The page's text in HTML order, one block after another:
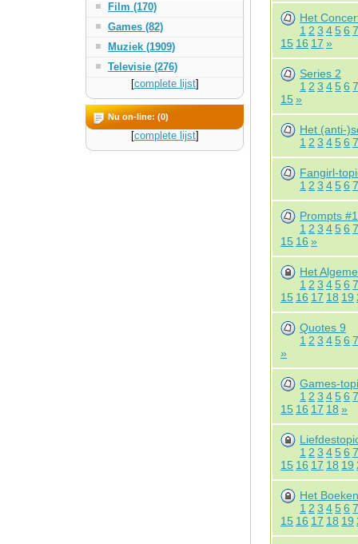
Film (170)
Games (82)
Muziek (1909)
Televisie (276)
[complete lijst]
Nu on-line: (0)
[complete lijst]
Het
1 2 3 45 6 7
15 16 17 »
Series 2
1 2 3 45 6 7
15 »
Het (anti-
1 2 3 45 6 7
Fangirl-
1 2 3 45 6 7
Prompts #1
1 2 3 45 6 7
15 16 »
Het
1 2 3 45 6 7
15 16 17 18 19
Quotes 9
1 2 3 45 6 7
»
Games-
1 2 3 45 6 7
15 16 17 18 »
1 2 3 45 6 7
15 16 17 18 19
Het
1 2 3 45 6 7
15 16 17 18 19